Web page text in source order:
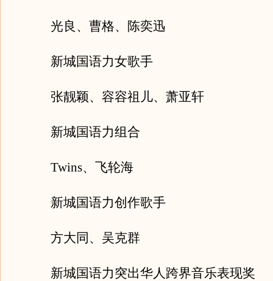
光良、曹格、陈奕迅
新城国语力女歌手
张靓颖、容容祖儿、萧亚轩
新城国语力组合
Twins、飞轮海
新城国语力创作歌手
方大同、吴克群
新城国语力突出华人跨界音乐表现奖